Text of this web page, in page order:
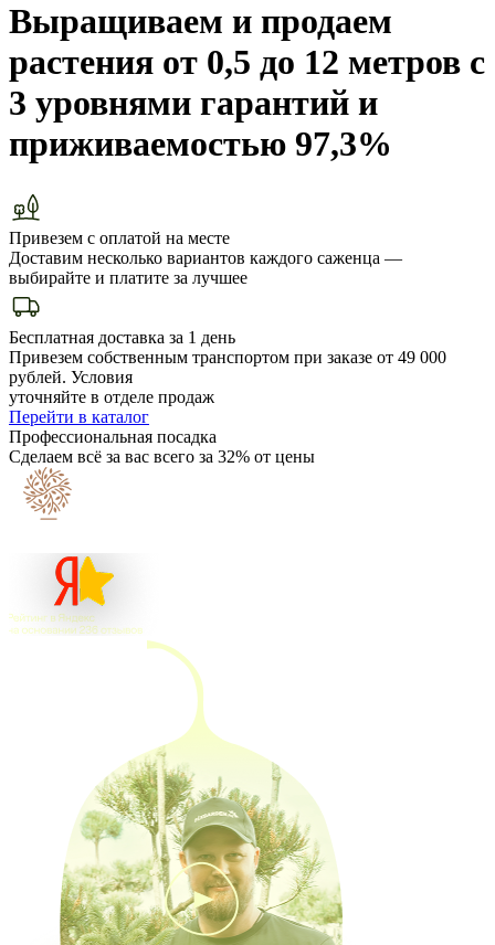
Выращиваем и продаем
растения от 0,5 до 12 метров с
3 уровнями гарантий и
приживаемостью 97,3%
Привезем с оплатой на месте
Доставим несколько вариантов каждого саженца —
выбирайте и платите за лучшее
Бесплатная доставка за 1 день
Привезем собственным транспортом при заказе от 49 000
рублей. Условия
уточняйте в отделе продаж
Перейти в каталог
Профессиональная посадка
Сделаем всё за вас всего за 32% от цены